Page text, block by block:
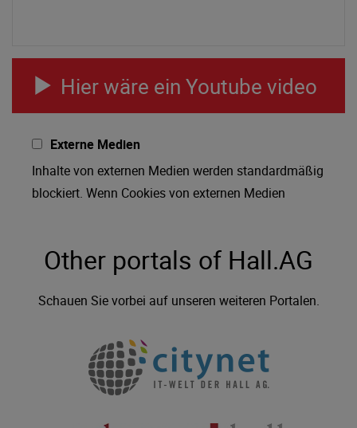
Hier wäre ein Youtube video
Externe Medien
Inhalte von externen Medien werden standardmäßig
blockiert. Wenn Cookies von externen Medien
Other portals of Hall.AG
Schauen Sie vorbei auf unseren weiteren Portalen.